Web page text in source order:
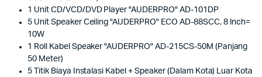
1 Unit CD/VCD/DVD Player "AUDERPRO" AD-101DP
5 Unit Speaker Ceiling "AUDERPRO" ECO AD-88SCC, 8 Inch=
10W
1 Roll Kabel Speaker "AUDERPRO" AD-215CS-50M (Panjang
50 Meter)
5 Titik Biaya Instalasi Kabel + Speaker (Dalam Kota) Luar Kota